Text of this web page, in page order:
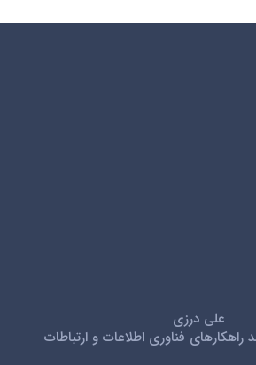
علی درزی
راهکارهای فناوری اطلاعات و ارتباطات